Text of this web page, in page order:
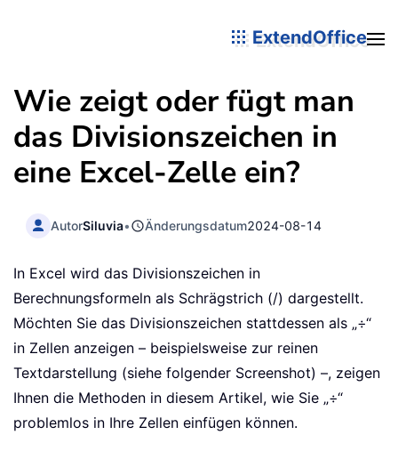
ExtendOffice
Wie zeigt oder fügt man
das Divisionszeichen in
eine Excel-Zelle ein?
AutorSiluvia• Änderungsdatum2024-08-14
In Excel wird das Divisionszeichen in
Berechnungsformeln als Schrägstrich (/) dargestellt.
Möchten Sie das Divisionszeichen stattdessen als „÷“
in Zellen anzeigen – beispielsweise zur reinen
Textdarstellung (siehe folgender Screenshot) –, zeigen
Ihnen die Methoden in diesem Artikel, wie Sie „÷“
problemlos in Ihre Zellen einfügen können.